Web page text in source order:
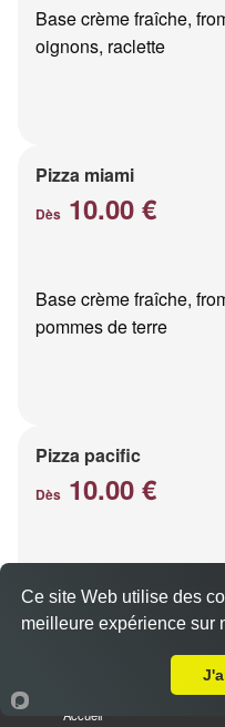
Base crème fraîche,
oignons, raclette
Pizza miami
Dès 10.00 €
Base crème fraîche,
pommes de terre
Pizza pacific
Dès 10.00 €
Accueil
Ce site Web utilise des
meilleure expérience sur